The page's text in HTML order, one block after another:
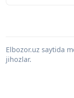
Elbozor.uz saytida
jihozlar.